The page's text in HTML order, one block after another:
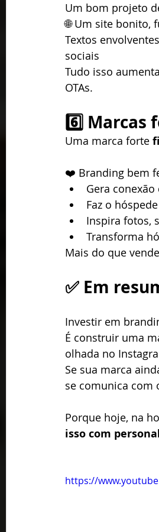
Um bom projeto
🌐 Um site bonito,
Textos
sociais
Tudo isso
OTAs.
6️⃣ Marcas
Uma marca forte
❤️ Branding bem
Gera
Faz o
Inspira fotos,
Transforma
Mais do que
✅ Em
Investir em
É construir uma
olhada no
Se sua marca
se comunica com
Porque hoje, na
isso com
https://